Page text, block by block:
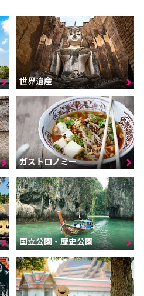
世界遺産
ガストロノミー
国立公園・歴史公園